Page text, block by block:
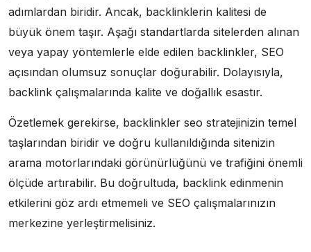
adımlardan biridir. Ancak, backlinklerin kalitesi de
büyük önem taşır. Aşağı standartlarda sitelerden alınan
veya yapay yöntemlerle elde edilen backlinkler, SEO
açısından olumsuz sonuçlar doğurabilir. Dolayısıyla,
backlink çalışmalarında kalite ve doğallık esastır.
Özetlemek gerekirse, backlinkler seo stratejinizin temel
taşlarından biridir ve doğru kullanıldığında sitenizin
arama motorlarındaki görünürlüğünü ve trafiğini önemli
ölçüde artırabilir. Bu doğrultuda, backlink edinmenin
etkilerini göz ardı etmemeli ve SEO çalışmalarınızın
merkezine yerleştirmelisiniz.